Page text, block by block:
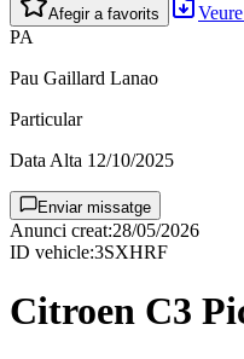
Afegir a favorits
PA
Pau Gaillard Lanao
Particular
Data Alta 12/10/2025
Enviar missatge
Anunci creat:28/05/2026
ID vehicle:3SXHRF
Citroen C3